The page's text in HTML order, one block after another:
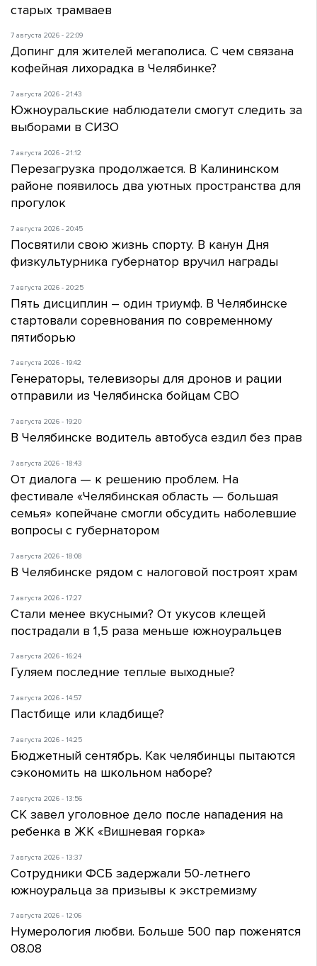
старых трамваев
7 августа 2026 - 22:09
Допинг для жителей мегаполиса. С чем связана
кофейная лихорадка в Челябинке?
7 августа 2026 - 21:43
Южноуральские наблюдатели смогут следить за
выборами в СИЗО
7 августа 2026 - 21:12
Перезагрузка продолжается. В Калининском
районе появилось два уютных пространства для
прогулок
7 августа 2026 - 20:45
Посвятили свою жизнь спорту. В канун Дня
физкультурника губернатор вручил награды
7 августа 2026 - 20:25
Пять дисциплин – один триумф. В Челябинске
стартовали соревнования по современному
пятиборью
7 августа 2026 - 19:42
Генераторы, телевизоры для дронов и рации
отправили из Челябинска бойцам СВО
7 августа 2026 - 19:20
В Челябинске водитель автобуса ездил без прав
7 августа 2026 - 18:43
От диалога — к решению проблем. На
фестивале «Челябинская область — большая
семья» копейчане смогли обсудить наболевшие
вопросы с губернатором
7 августа 2026 - 18:08
В Челябинске рядом с налоговой построят храм
7 августа 2026 - 17:27
Стали менее вкусными? От укусов клещей
пострадали в 1,5 раза меньше южноуральцев
7 августа 2026 - 16:24
Гуляем последние теплые выходные?
7 августа 2026 - 14:57
Пастбище или кладбище?
7 августа 2026 - 14:25
Бюджетный сентябрь. Как челябинцы пытаются
сэкономить на школьном наборе?
7 августа 2026 - 13:56
СК завел уголовное дело после нападения на
ребенка в ЖК «Вишневая горка»
7 августа 2026 - 13:37
Сотрудники ФСБ задержали 50-летнего
южноуральца за призывы к экстремизму
7 августа 2026 - 12:06
Нумерология любви. Больше 500 пар поженятся
08.08